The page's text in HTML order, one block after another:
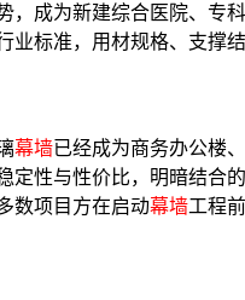
成为新建综合医院、
业标准，用材规格、支撑
幕墙已经成为商务办公楼
定性与性价比，明暗结合
数项目方在启动幕墙工程